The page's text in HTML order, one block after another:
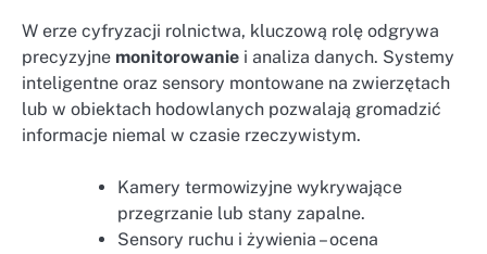
W erze cyfryzacji rolnictwa, kluczową rolę odgrywa
precyzyjne monitorowanie i analiza danych. Systemy
inteligentne oraz sensory montowane na zwierzętach
lub w obiektach hodowlanych pozwalają gromadzić
informacje niemal w czasie rzeczywistym.
Kamery termowizyjne wykrywające
przegrzanie lub stany zapalne.
Sensory ruchu i żywienia – ocena